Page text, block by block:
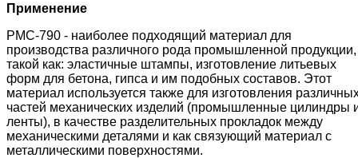
Применение
РМС-790 - наиболее подходящий материал для
производства различного рода промышленной продукции,
такой как: эластичные штампы, изготовление литьевых
форм для бетона, гипса и им подобных составов. Этот
материал используется также для изготовления
частей механических изделий (промышленные цилиндры
ленты), в качестве разделительных прокладок между
механическими деталями и как связующий материал с
металлическими поверхностями.